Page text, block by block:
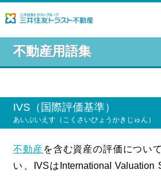
不動産用語集
IVS（国際評価基準）
あいぶいえす（こくさいひょうかきじゅん）
不動産を含む資産の評価につい
い、IVSはInternational Valuation